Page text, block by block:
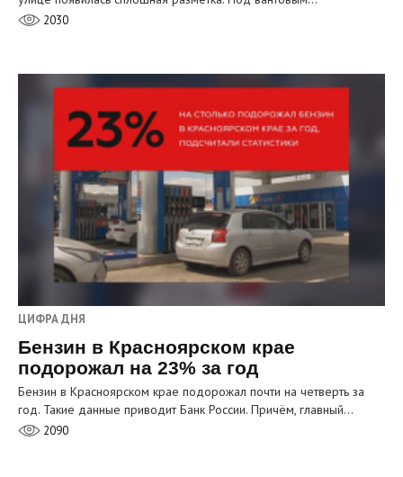
2030
ЦИФРА ДНЯ
Бензин в Красноярском крае
подорожал на 23% за год
Бензин в Красноярском крае подорожал почти на четверть за
год. Такие данные приводит Банк России. Причём, главный…
2090